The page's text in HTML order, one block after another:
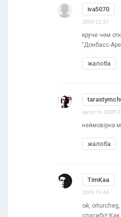
iva5070
2009 22:21
круче чем
"Донбасс-
жалоба
августа 2009
неймовірна
жалоба
TimKaa
2009 19:44
ой,